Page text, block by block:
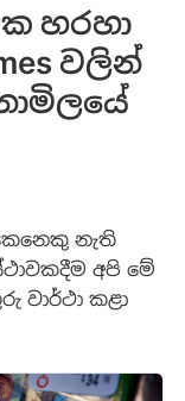
හරහා
වලින්
නැති
අපි මේ
වාර්ථා කළා